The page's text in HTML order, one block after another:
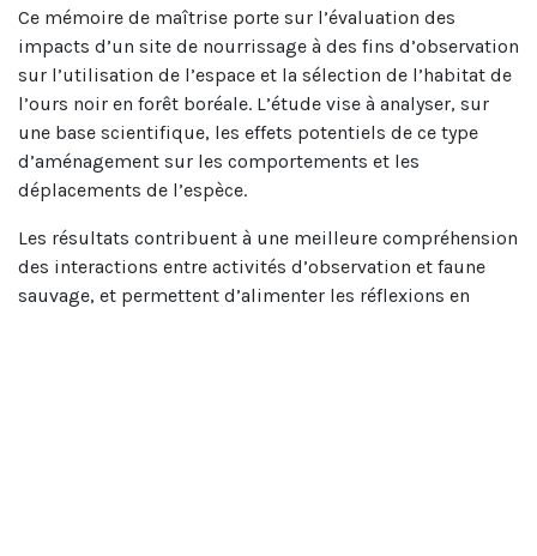
Ce mémoire de maîtrise porte sur l’évaluation des
impacts d’un site de nourrissage à des fins d’observation
sur l’utilisation de l’espace et la sélection de l’habitat de
l’ours noir en forêt boréale. L’étude vise à analyser, sur
une base scientifique, les effets potentiels de ce type
d’aménagement sur les comportements et les
déplacements de l’espèce.
Les résultats contribuent à une meilleure compréhension
des interactions entre activités d’observation et faune
sauvage, et permettent d’alimenter les réflexions en